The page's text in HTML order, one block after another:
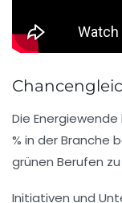
Die
% in der Branche
grünen Berufen
Initiativen und